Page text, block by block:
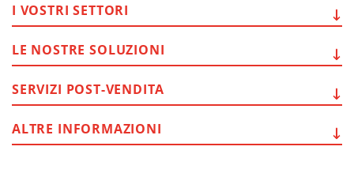
I VOSTRI SETTORI
LE NOSTRE SOLUZIONI
SERVIZI POST-VENDITA
ALTRE INFORMAZIONI